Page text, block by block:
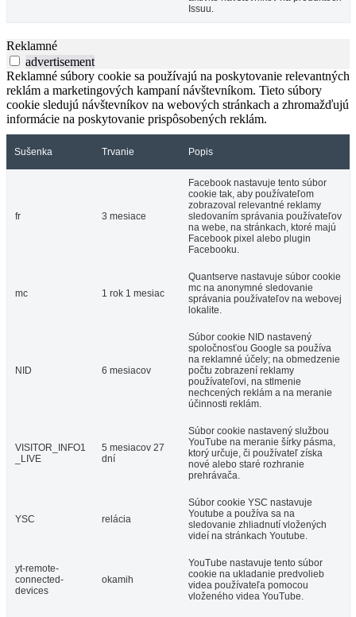
Issuu.
Reklamné
advertisement
Reklamné súbory cookie sa používajú na poskytovanie relevantných
reklám a marketingových kampaní návštevníkom. Tieto súbory
cookie sledujú návštevníkov na webových stránkach a zhromažďujú
informácie na poskytovanie prispôsobených reklám.
Sušenka Trvanie Popis
fr 3 mesiace
Facebook nastavuje tento súbor
cookie tak, aby používateľom
zobrazoval relevantné reklamy
sledovaním správania používateľov
na webe, na stránkach, ktoré majú
Facebook pixel alebo plugin
Facebooku.
mc 1 rok 1 mesiac
Quantserve nastavuje súbor cookie
mc na anonymné sledovanie
správania používateľov na webovej
lokalite.
NID 6 mesiacov
Súbor cookie NID nastavený
spoločnosťou Google sa používa
na reklamné účely; na obmedzenie
počtu zobrazení reklamy
používateľovi, na stlmenie
nechcených reklám a na meranie
účinnosti reklám.
VISITOR_INFO1
_LIVE
5 mesiacov 27
dní
Súbor cookie nastavený službou
YouTube na meranie šírky pásma,
ktorý určuje, či používateľ získa
nové alebo staré rozhranie
prehrávača.
YSC relácia
Súbor cookie YSC nastavuje
Youtube a používa sa na
sledovanie zhliadnutí vložených
videí na stránkach Youtube.
yt-remote-
connected-
devices
okamih
YouTube nastavuje tento súbor
cookie na ukladanie predvolieb
videa používateľa pomocou
vloženého videa YouTube.